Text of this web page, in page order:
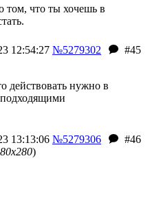
том, что ты хочешь в
12:54:27 №5279302
#45
действовать нужно в
13:13:06 №5279306
#46
)